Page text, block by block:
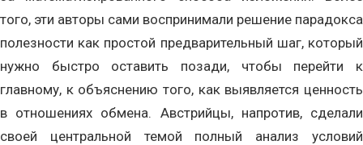
того, эти авторы сами воспринимали решение парадокса
полезности как простой предварительный шаг, который
нужно быстро оставить позади, чтобы перейти к
главному, к объяснению того, как выявляется ценность
в отношениях обмена. Австрийцы, напротив, сделали
своей центральной темой полный анализ условий